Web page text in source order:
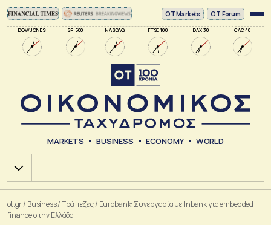
DOW JONES SP 500 NASDAQ FTSE 100 DAX 30 CAC 40
ΟΤ Markets OT Forum
MARKETS BUSINESS ECONOMY WORLD
Χ.Α.
ot.gr/ Business/Τράπεζες/ Eurobank: Συνεργασία με Inbank για embedded
finance στην Ελλάδα